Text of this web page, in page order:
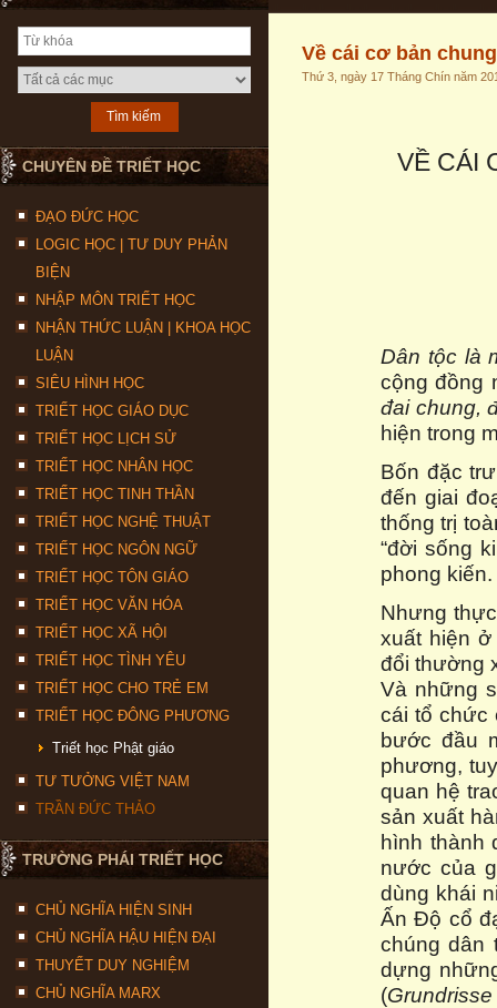
CHUYÊN ĐỀ TRIẾT HỌC
ĐẠO ĐỨC HỌC
LOGIC HỌC | TƯ DUY PHẢN
BIỆN
NHẬP MÔN TRIẾT HỌC
NHẬN THỨC LUẬN | KHOA HỌC
LUẬN
SIÊU HÌNH HỌC
TRIẾT HỌC GIÁO DỤC
TRIẾT HỌC LỊCH SỬ
TRIẾT HỌC NHÂN HỌC
TRIẾT HỌC TINH THẦN
TRIẾT HỌC NGHỆ THUẬT
TRIẾT HỌC NGÔN NGỮ
TRIẾT HỌC TÔN GIÁO
TRIẾT HỌC VĂN HÓA
TRIẾT HỌC XÃ HỘI
TRIẾT HỌC TÌNH YÊU
TRIẾT HỌC CHO TRẺ EM
TRIẾT HỌC ĐÔNG PHƯƠNG
Triết học Phật giáo
TƯ TƯỞNG VIỆT NAM
TRẦN ĐỨC THẢO
TRƯỜNG PHÁI TRIẾT HỌC
CHỦ NGHĨA HIỆN SINH
CHỦ NGHĨA HẬU HIỆN ĐẠI
THUYẾT DUY NGHIỆM
CHỦ NGHĨA MARX
Về cái cơ bản
Thứ 3, ngày 17 Tháng Chín năm
VỀ CÁI
Dân tộc là
cộng đồng
đai chung,
hiện trong
Bốn đặc
đến giai
thống trị
“đời sống
phong
Nhưng
xuất hiện
đổi thường
Và những
cái tổ chức
bước đầu
phương,
quan hệ
sản xuất
hình thành
nước của
dùng khái
Ấn Độ cổ
chúng dân
dựng
(